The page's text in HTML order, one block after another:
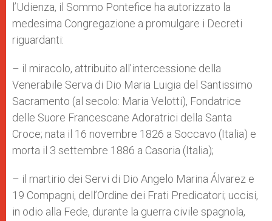
l’Udienza, il Sommo Pontefice ha autorizzato la
medesima Congregazione a promulgare i Decreti
riguardanti:
– il miracolo, attribuito all’intercessione della
Venerabile Serva di Dio Maria Luigia del Santissimo
Sacramento (al secolo: Maria Velotti), Fondatrice
delle Suore Francescane Adoratrici della Santa
Croce; nata il 16 novembre 1826 a Soccavo (Italia) e
morta il 3 settembre 1886 a Casoria (Italia);
– il martirio dei Servi di Dio Angelo Marina Álvarez e
19 Compagni, dell’Ordine dei Frati Predicatori; uccisi,
in odio alla Fede, durante la guerra civile spagnola,